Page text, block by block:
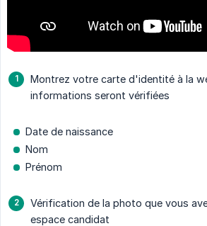
Montrez votre carte d'identité à la
informations seront vérifiées
Date de naissance
Nom
Prénom
Vérification de la photo que vous
espace candidat